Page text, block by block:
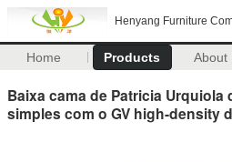
Henyang Furniture
Home Products About
Baixa cama de Patricia Urquiola
simples com o GV high-density